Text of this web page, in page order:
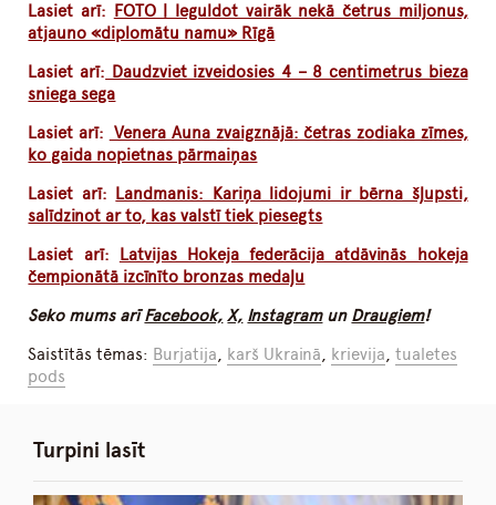
Lasiet arī:
FOTO | Ieguldot vairāk nekā četrus miljonus,
atjauno «diplomātu namu» Rīgā
Lasiet arī: Daudzviet izveidosies 4 – 8 centimetrus bieza
sniega sega
Lasiet arī: Venera Auna zvaigznājā: četras zodiaka zīmes,
ko gaida nopietnas pārmaiņas
Lasiet arī:
Landmanis: Kariņa lidojumi ir bērna šļupsti,
salīdzinot ar to, kas valstī tiek piesegts
Lasiet arī:
Latvijas Hokeja federācija atdāvinās hokeja
čempionātā izcīnīto bronzas medaļu
Seko mums arīFacebook, X, Instagramun Draugiem!
Saistītās tēmas: Burjatija, karš Ukrainā, krievija,tualetes
pods
Turpini lasīt